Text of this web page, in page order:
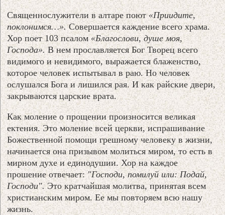
Священнослужители в алтаре поют«Приидите,
поклонимся…».Совершается каждение всего храма.
Хор поет 103 псалом«Благослови, душе моя,
Господа».В нем прославляется Бог Творец всего
видимого и невидимого, выражается блаженство,
которое человек испытывал в раю. Но человек
ослушался Бога и лишился рая. И как райские двери,
закрываются царские врата.
Как моление о прощении произносится великая
ектения. Это моление всей церкви, испрашивание
Божественной помощи грешному человеку в жизни,
начинается она призывом молиться миром, то есть в
мирном духе и единодушии. Хор на каждое
прошение отвечает:"Господи, помилуй или: Подай,
Господи".Это кратчайшая молитва, принятая всем
христианским миром. Ее мы повторяем всю нашу
жизнь.